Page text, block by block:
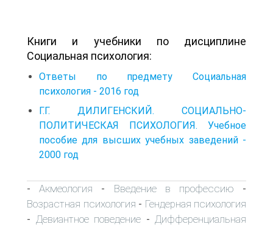
Книги и учебники по дисциплине
Социальная психология:
Ответы по предмету Социальная
психология - 2016 год
Г.Г. ДИЛИГЕНСКИЙ. СОЦИАЛЬНО-
ПОЛИТИЧЕСКАЯ ПСИХОЛОГИЯ. Учебное
пособие для высших учебных заведений -
2000 год
-Акмеология - Введение в профессию -
Возрастная психология - Гендерная психология
- Девиантное поведение - Дифференциальная